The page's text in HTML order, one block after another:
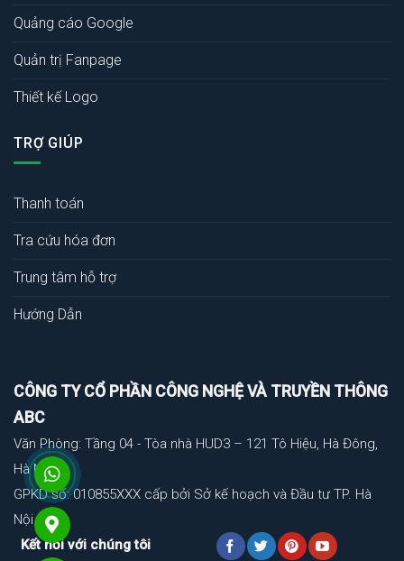
Quảng cáo Google
Quản trị Fanpage
Thiết kế Logo
TRỢ GIÚP
Thanh toán
Tra cứu hóa đơn
Trung tâm hỗ trợ
Hướng Dẫn
CÔNG TY CỔ PHẦN CÔNG NGHỆ VÀ TRUYỀN THÔNG
ABC
Văn Phòng: Tầng 04 - Tòa nhà HUD3 – 121 Tô Hiệu, Hà Đông,
Hà Nội
GPKD số: 010855XXX cấp bởi Sở kế hoạch và Đầu tư TP. Hà
Nội
Kết nối với chúng tôi